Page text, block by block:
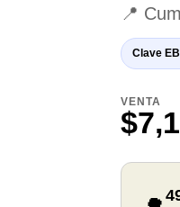
📍
Clave
VENTA